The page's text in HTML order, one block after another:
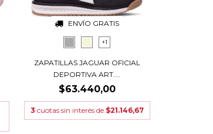
ENVÍO GRATIS
+1
ZAPATILLAS JAGUAR OFICIAL
DEPORTIVA ART....
$63.440,00
3 cuotas sin interés de $21.146,67